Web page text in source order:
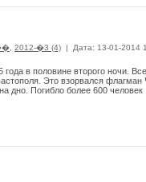
2012-�3 (4) | Дата: 13-01-2014
года в половине второго ночи.
Это взорвался
дно. Погибло более 600 человек